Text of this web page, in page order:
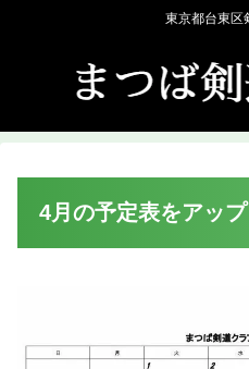
東京都台東区
4月の予定表をアッ